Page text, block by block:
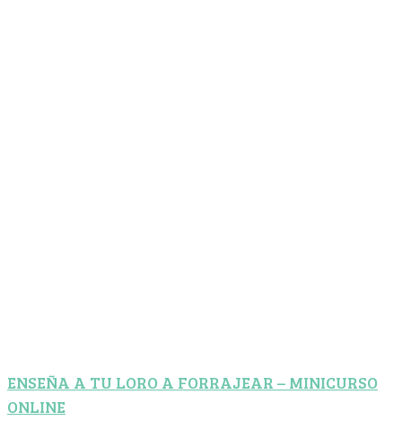
ENSEÑA A TU LORO A FORRAJEAR – MINICURSO
ONLINE